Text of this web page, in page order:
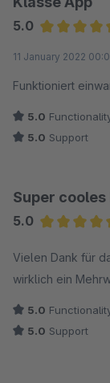
puncto
Farbgebungen
verwendeten
zukünftig
5.0
11 January 2022
Funktioniert
5.0
5.0 Support
Super cooles
5.0
Vielen Dank für
wirklich ein
5.0
5.0 Support